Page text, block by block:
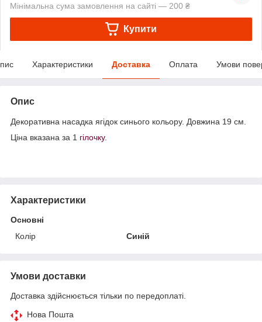
Мінімальна сума замовлення на сайті — 200 ₴
Купити
Характеристики Доставка Оплата Умови
Опис
Декоративна насадка ягідок синього кольору. Довжина 19 см.
Ціна вказана за 1 гілочку.
Характеристики
Основні
Колір
Синій
Умови доставки
Доставка здійснюється тільки по передоплаті.
Нова Пошта